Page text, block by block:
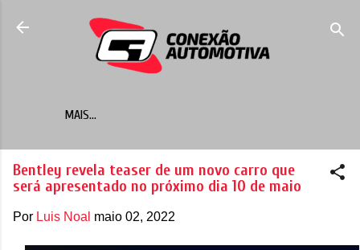
Pular para o conteúdo principal
MAIS…
Bentley revela teaser de um novo carro que
será apresentado no próximo dia 10 de maio
Por Luis Noal maio 02, 2022